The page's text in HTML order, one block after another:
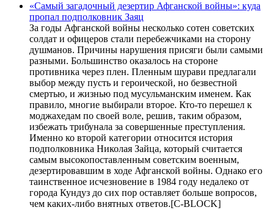
«Самый загадочный дезертир Афганской войны»: куда
пропал подполковник Заяц
За годы Афганской войны несколько сотен советских
солдат и офицеров стали перебежчиками на сторону
душманов. Причины нарушения присяги были самыми
разными. Большинство оказалось на стороне
противника через плен. Пленным шурави предлагали
выбор между пусть и героической, но безвестной
смертью, и жизнью под мусульманским именем. Как
правило, многие выбирали второе. Кто-то перешел к
моджахедам по своей воле, решив, таким образом,
избежать трибунала за совершенные преступления.
Именно ко второй категории относится история
подполковника Николая Зайца, который считается
самым высокопоставленным советским военным,
дезертировавшим в ходе Афганской войны. Однако его
таинственное исчезновение в 1984 году недалеко от
города Кундуз до сих пор оставляет больше вопросов,
чем каких-либо внятных ответов.[С-BLOCK]